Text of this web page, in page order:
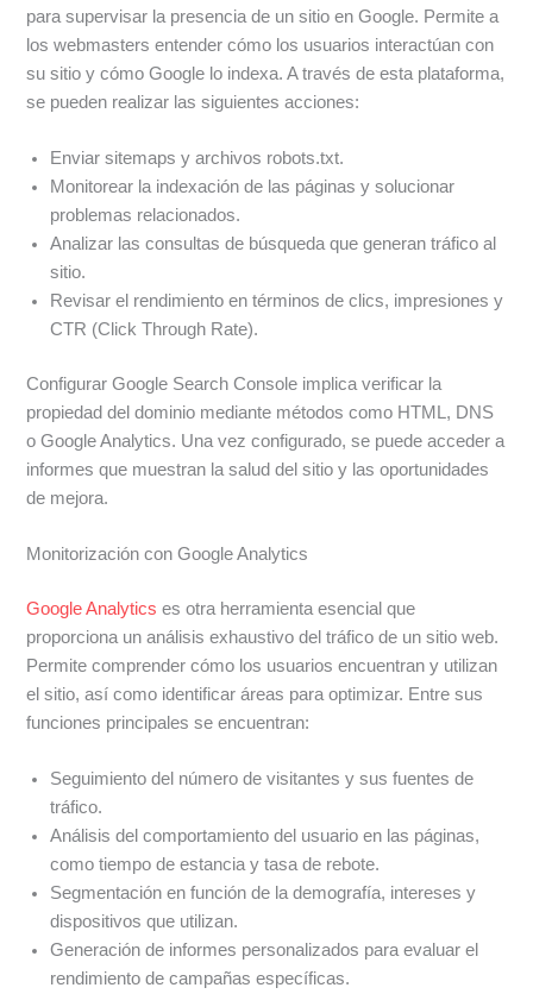
para supervisar la presencia de un sitio en Google. Permite a
los webmasters entender cómo los usuarios interactúan con
su sitio y cómo Google lo indexa. A través de esta plataforma,
se pueden realizar las siguientes acciones:
Enviar sitemaps y archivos robots.txt.
Monitorear la indexación de las páginas y solucionar
problemas relacionados.
Analizar las consultas de búsqueda que generan tráfico al
sitio.
Revisar el rendimiento en términos de clics, impresiones y
CTR (Click Through Rate).
Configurar Google Search Console implica verificar la
propiedad del dominio mediante métodos como HTML, DNS
o Google Analytics. Una vez configurado, se puede acceder a
informes que muestran la salud del sitio y las oportunidades
de mejora.
Monitorización con Google Analytics
Google Analytics es otra herramienta esencial que
proporciona un análisis exhaustivo del tráfico de un sitio web.
Permite comprender cómo los usuarios encuentran y utilizan
el sitio, así como identificar áreas para optimizar. Entre sus
funciones principales se encuentran:
Seguimiento del número de visitantes y sus fuentes de
tráfico.
Análisis del comportamiento del usuario en las páginas,
como tiempo de estancia y tasa de rebote.
Segmentación en función de la demografía, intereses y
dispositivos que utilizan.
Generación de informes personalizados para evaluar el
rendimiento de campañas específicas.